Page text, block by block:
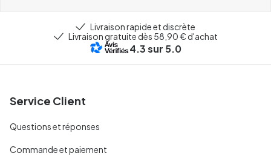
Livraison rapide et discrète
Livraison gratuite dès 58,90 € d'achat
4.3sur 5.0
Service Client
Questions et réponses
Commande et paiement